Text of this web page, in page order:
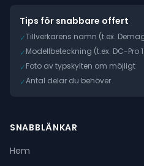
Tips för snabbare offert
✓Tillverkarens namn (t.ex.
✓Modellbeteckning (t.ex. DC-Pro
✓Foto av typskylten om möjligt
✓Antal delar du behöver
SNABBLÄNKAR
Hem